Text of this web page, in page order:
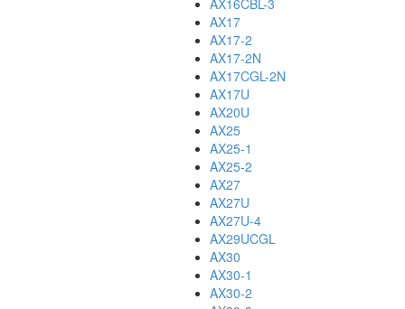
AX16CBL-3
AX17
AX17-2
AX17-2N
AX17CGL-2N
AX17U
AX20U
AX25
AX25-1
AX25-2
AX27
AX27U
AX27U-4
AX29UCGL
AX30
AX30-1
AX30-2